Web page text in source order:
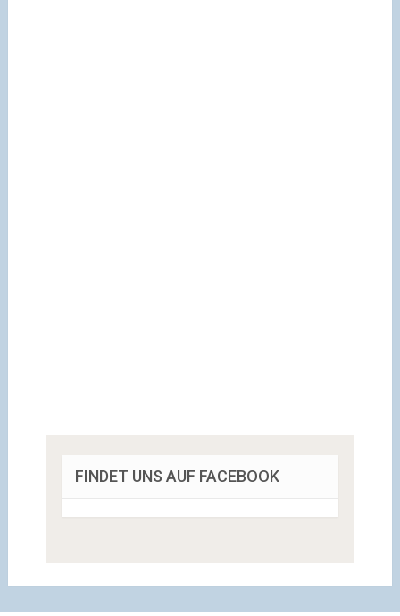
FINDET UNS AUF FACEBOOK